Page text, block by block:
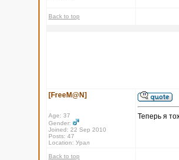
Back to top
[FreeM@N]
Age: 37
Gender:
Joined: 22 Sep 2010
Posts: 47
Location: Урал
Теперь я
Back to top